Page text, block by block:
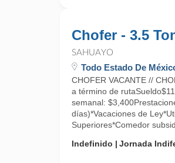
Chofer - 3.5
SAHUAYO
Todo Estado De
CHOFER VACANTE //
a término de
semanal:
días)*Vacaciones de
Superiores*Comedor
Indefinido
Jornada